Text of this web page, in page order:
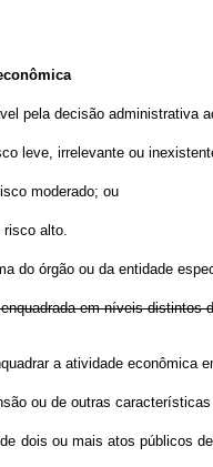
pela decisão
leve, irrelevante ou
moderado; ou
risco alto.
do órgão ou da entidade
em níveis
a atividade
ou de outras
de dois ou mais atos